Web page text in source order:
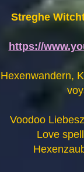
Streghe
https://
Hexenwandern,
Voodoo
Love